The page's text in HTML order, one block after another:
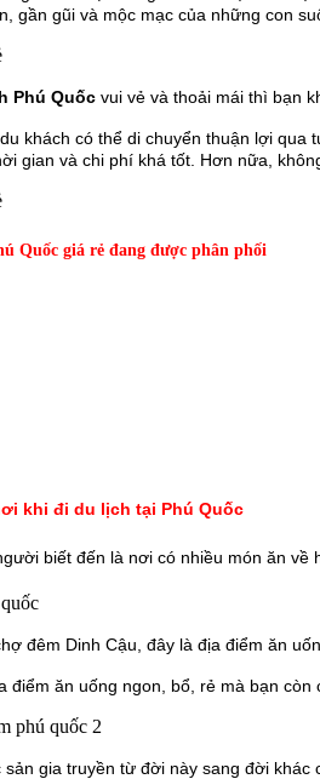
gần gũi và mộc mạc của những con
Phú Quốc vui vẻ và thoải mái thì bạn
khách có thể di chuyển thuận lợi
gian và chi phí khá tốt. Hơn nữa,
Quốc giá rẻ đang được phân phối
khi đi du lịch tại Phú Quốc
biết đến là nơi có nhiều món ăn
đêm Dinh Cậu, đây là địa điểm ăn
điểm ăn uống ngon, bổ, rẻ mà bạn
gia truyền từ đời này sang đời